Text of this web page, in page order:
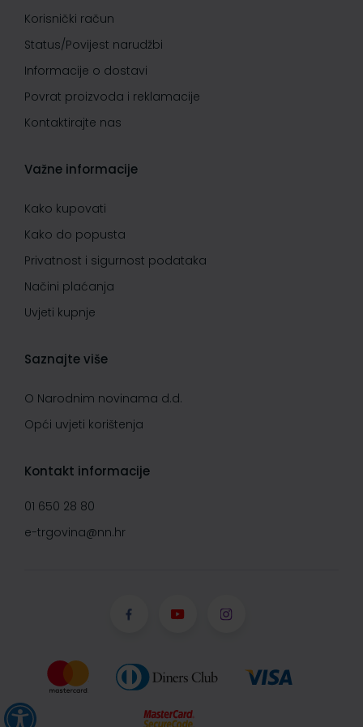
Korisnički račun
Status/Povijest narudžbi
Informacije o dostavi
Povrat proizvoda i reklamacije
Kontaktirajte nas
Važne informacije
Kako kupovati
Kako do popusta
Privatnost i sigurnost podataka
Načini plaćanja
Uvjeti kupnje
Saznajte više
O Narodnim novinama d.d.
Opći uvjeti korištenja
Kontakt informacije
01 650 28 80
e-trgovina@nn.hr